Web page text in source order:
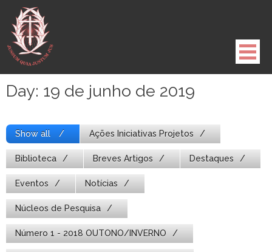
para
conteúdo
Day: 19 de junho de 2019
Show all Ações Iniciativas Projetos
Biblioteca Breves Artigos Destaques
Eventos Notícias
Núcleos de Pesquisa
Número 1 - 2018 OUTONO/INVERNO